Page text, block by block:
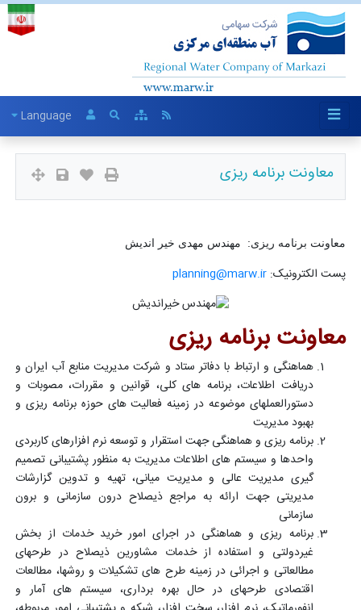
Language
معاونت برنامه ریزی
معاونت برنامه ریزی: مهندس مهدی خیر اندیش
پست الکترونیک:planning@marw.ir
معاونت برنامه ریزی
هماهنگی و ارتباط با دفاتر ستاد و شرکت مدیریت منابع آب ایران و
دریافت اطلاعات، برنامه های کلی، قوانین و مقررات، مصوبات و
دستورالعملهای موضوعه در زمینه فعالیت های حوزه برنامه ریزی و
بهبود مدیریت
برنامه ریزی و هماهنگی جهت استقرار و توسعه نرم افزارهای کاربردی
واحدها و سیستم های اطلاعات مدیریت به منظور پشتیبانی تصمیم
گیری مدیریت عالی و مدیریت میانی، تهیه و تدوین گزارشات
مدیریتی جهت ارائه به مراجع ذیصلاح درون سازمانی و برون
سازمانی
برنامه ریزی و هماهنگی در اجرای امور خرید خدمات از بخش
غیردولتی و استفاده از خدمات مشاورین ذیصلاح در طرحهای
مطالعاتی و اجرائی در زمینه طرح های تشکیلات و روشها، مطالعات
اقتصادی طرحهای در حال بهره برداری، سیستم های آمار و